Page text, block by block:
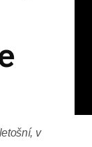
v